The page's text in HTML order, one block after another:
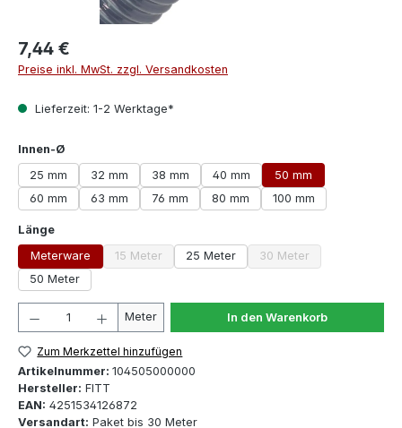
7,44 €
Preise inkl. MwSt. zzgl. Versandkosten
Lieferzeit: 1-2 Werktage*
Innen-Ø
25 mm
32 mm 38 mm 40 mm
50 mm
60 mm
63 mm 76 mm 80 mm 100 mm
Längeauswählen
Meterware
15 Meter
(Diese Option ist zurzeit nicht verfügbar.)
25 Meter 30 Meter
(Diese Option ist
50 Meter
Produkt Anzahl: Gib den gewünschten Wert ein
Meter In den Warenkorb
Zum Merkzettel hinzufügen
Artikelnummer: 104505000000
Hersteller: FITT
EAN: 4251534126872
Versandart: Paket bis 30 Meter